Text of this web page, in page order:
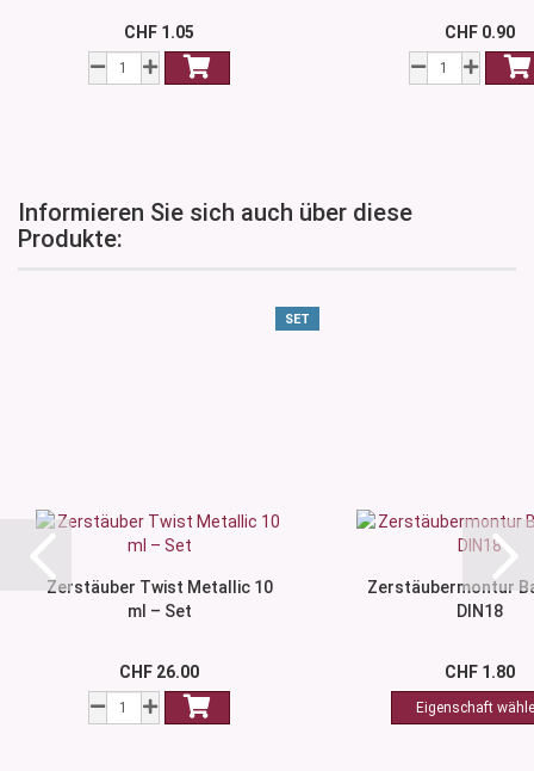
CHF 1.05 CHF 0.90
Informieren Sie sich auch über diese
Produkte:
SET
Zerstäuber Twist Metallic 10
ml – Set
CHF 26.00
Zerstäubermontur
DIN18
CHF 1.80